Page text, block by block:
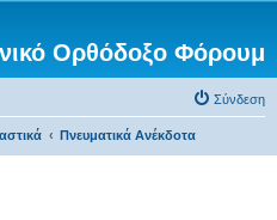
Ορθόδοξο Φόρουμ
Σύνδεση
Πνευματικά Ανέκδοτα